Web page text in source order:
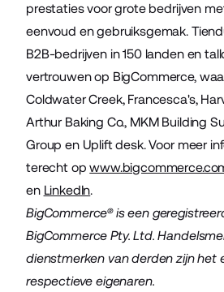
prestaties voor grote bedrijven
eenvoud en gebruiksgemak.
B2B-bedrijven in 150 landen en
vertrouwen op BigCommerce,
Coldwater Creek, Francesca's,
Arthur Baking Co., MKM Building
Group en Uplift desk. Voor meer
terecht op
en LinkedIn.
BigCommerce® is een
BigCommerce Pty. Ltd.
dienstmerken van derden zijn het
respectieve eigenaren.